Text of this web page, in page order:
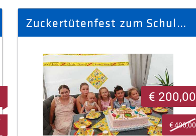
Zuckertütenfest zum Schulanfang im Elefantenreservat
€ 200,00
€ 400,00